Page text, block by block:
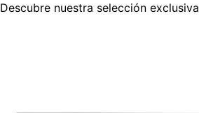
Descubre nuestra selección exclusiva